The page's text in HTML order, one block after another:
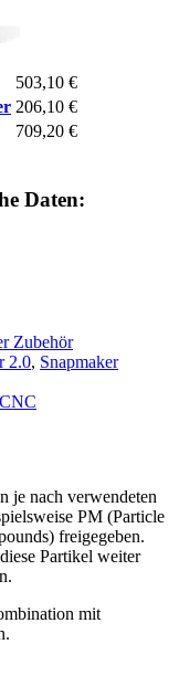
503,10 €
206,10 €
709,20 €
Daten:
Zubehör
2.0, Snapmaker
CNC
je nach verwendeten
PM (Particle
freigegeben.
Partikel weiter
mit